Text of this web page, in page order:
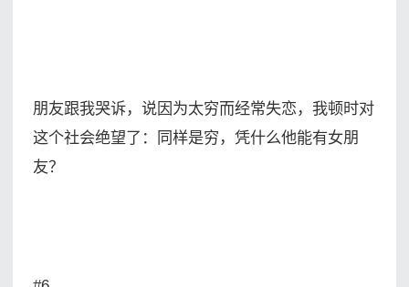
朋友跟我哭诉，说因为太穷而经常失恋，我顿时对
这个社会绝望了：同样是穷，凭什么他能有女朋
友？